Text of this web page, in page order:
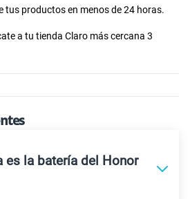
tus productos en menos de 24 horas.
a tu tienda Claro más cercana 3
es la batería del Honor